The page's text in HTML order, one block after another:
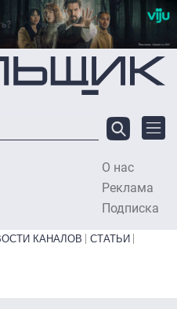
О нас
Реклама
Подписка
КАНАЛОВ
СТАТЬИ